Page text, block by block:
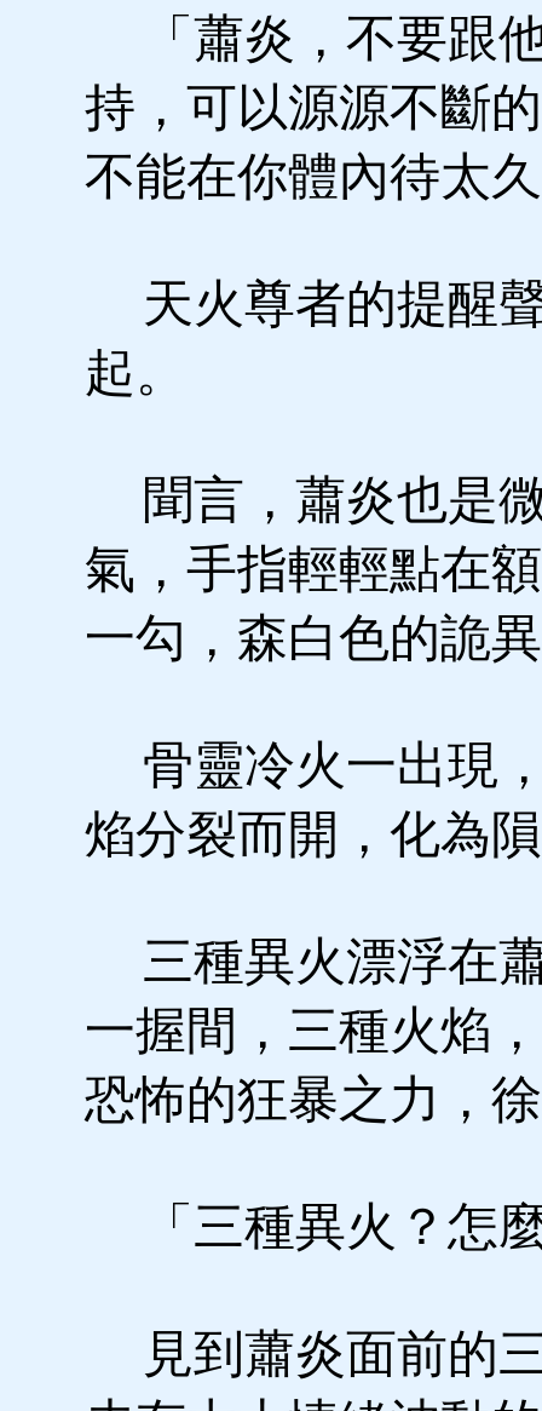
「蕭炎，不要跟
持，可以源源不斷
不能在你體內待太
天火尊者的提醒
起。
聞言，蕭炎也是
氣，手指輕輕點在
一勾，森白色的詭
骨靈冷火一出現
焰分裂而開，化為
三種異火漂浮在
一握間，三種火焰
恐怖的狂暴之力，
「三種異火？怎
見到蕭炎面前的